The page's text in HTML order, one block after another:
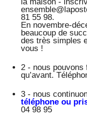
81 55 98.
En novembre-
beaucoup de
des très simples
vous !
2 - nous pouvons
qu’avant.
3 - nous
téléphone ou
04 98 95